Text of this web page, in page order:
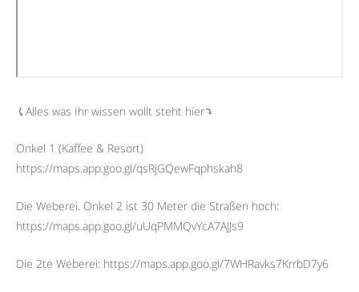
⤹Alles was Ihr wissen wollt steht hier⤵︎
Onkel 1 (Kaffee & Resort)
https://maps.app.goo.gl/qsRjGQewFqphskah8
Die Weberei. Onkel 2 ist 30 Meter die Straßen hoch:
https://maps.app.goo.gl/uUqPMMQvYcA7AJJs9
Die 2te Weberei: https://maps.app.goo.gl/7WHRavks7KrrbD7y6